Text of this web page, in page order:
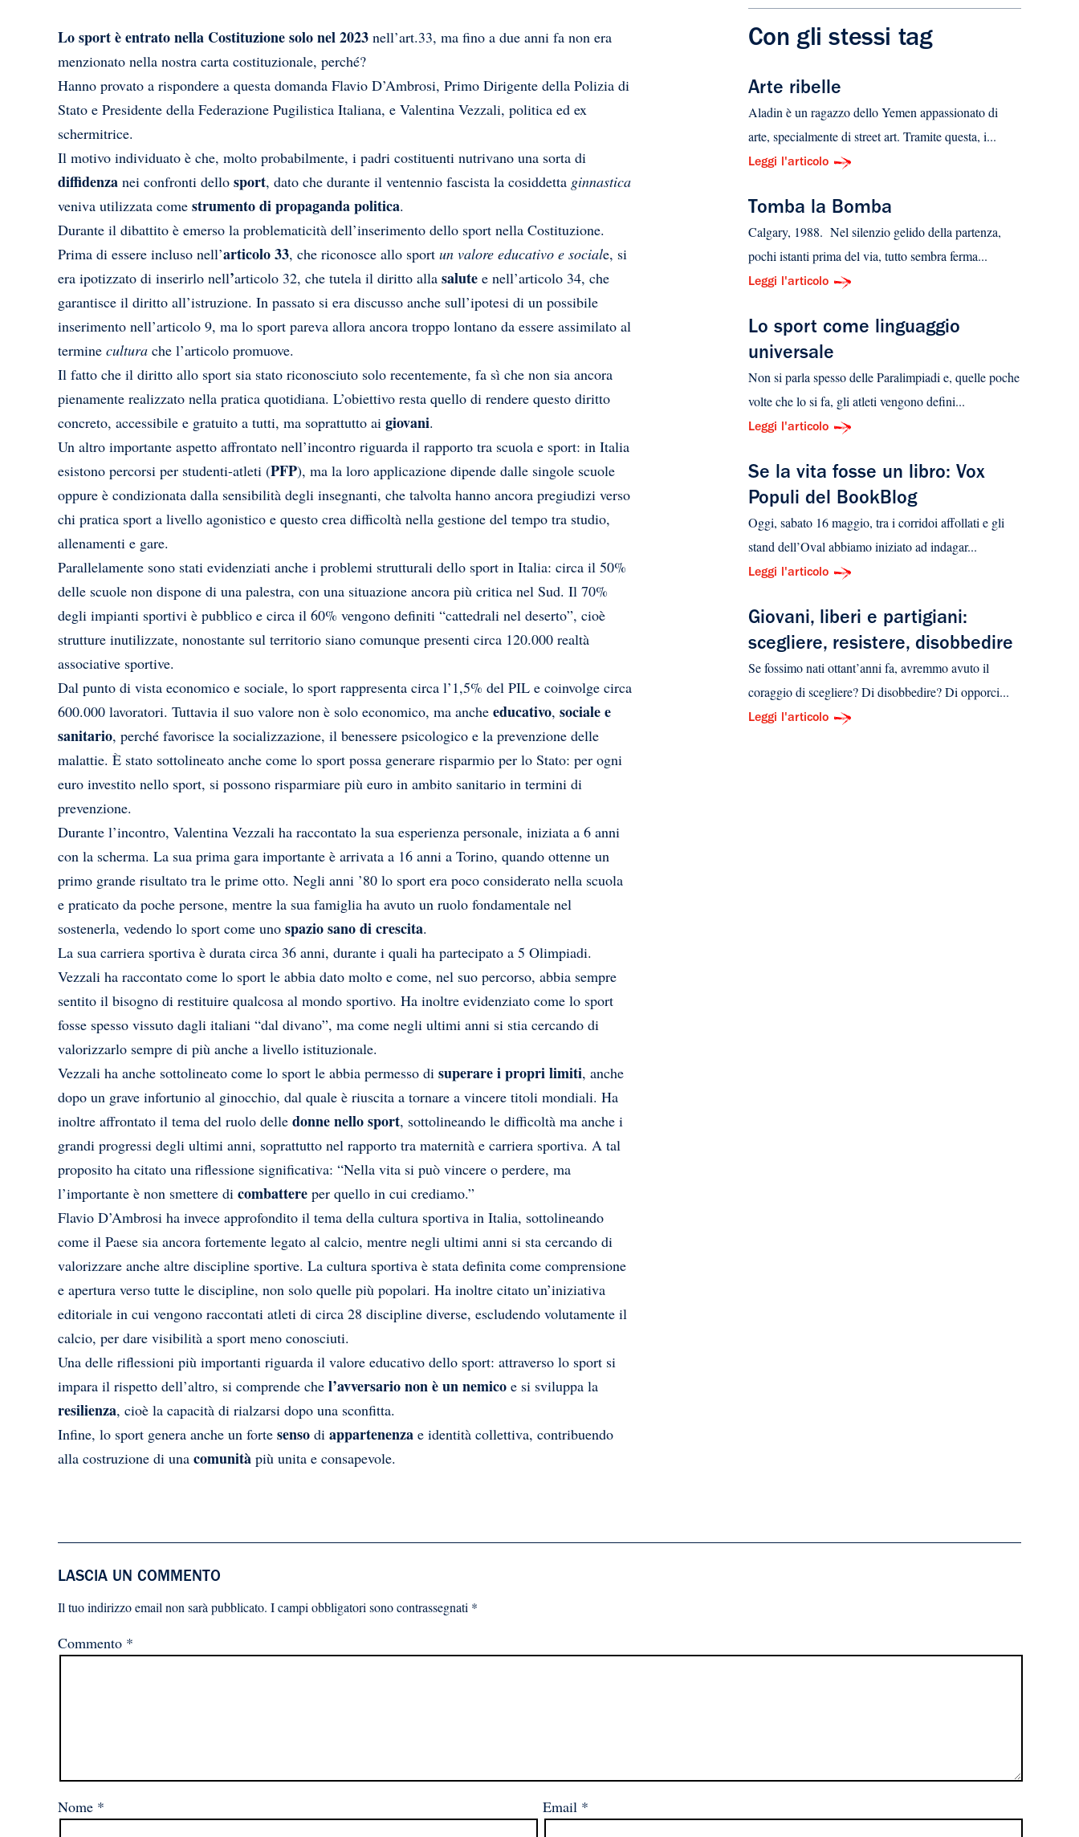
Lo sport è entrato nella Costituzione solo nel 2023 nell’art.33, ma fino a due anni fa non era
menzionato nella nostra carta costituzionale, perché?
Hanno provato a rispondere a questa domanda Flavio D’Ambrosi, Primo Dirigente della Polizia di
Stato e Presidente della Federazione Pugilistica Italiana, e Valentina Vezzali, politica ed ex
schermitrice.
Il motivo individuato è che, molto probabilmente, i padri costituenti nutrivano una sorta di
diffidenza nei confronti dello sport, dato che durante il ventennio fascista la cosiddetta ginnastica
veniva utilizzata come strumento di propaganda politica.
Durante il dibattito è emerso la problematicità dell’inserimento dello sport nella Costituzione.
Prima di essere incluso nell’articolo 33, che riconosce allo sport un valore educativo e sociale, si
era ipotizzato di inserirlo nell’articolo 32, che tutela il diritto alla salute e nell’articolo 34, che
garantisce il diritto all’istruzione. In passato si era discusso anche sull’ipotesi di un possibile
inserimento nell’articolo 9, ma lo sport pareva allora ancora troppo lontano da essere assimilato al
termine cultura che l’articolo promuove.
Il fatto che il diritto allo sport sia stato riconosciuto solo recentemente, fa sì che non sia ancora
pienamente realizzato nella pratica quotidiana. L’obiettivo resta quello di rendere questo diritto
concreto, accessibile e gratuito a tutti, ma soprattutto ai giovani.
Un altro importante aspetto affrontato nell’incontro riguarda il rapporto tra scuola e sport: in Italia
esistono percorsi per studenti-atleti (PFP), ma la loro applicazione dipende dalle singole scuole
oppure è condizionata dalla sensibilità degli insegnanti, che talvolta hanno ancora pregiudizi verso
chi pratica sport a livello agonistico e questo crea difficoltà nella gestione del tempo tra studio,
allenamenti e gare.
Parallelamente sono stati evidenziati anche i problemi strutturali dello sport in Italia: circa il 50%
delle scuole non dispone di una palestra, con una situazione ancora più critica nel Sud. Il 70%
degli impianti sportivi è pubblico e circa il 60% vengono definiti “cattedrali nel deserto”, cioè
strutture inutilizzate, nonostante sul territorio siano comunque presenti circa 120.000 realtà
associative sportive.
Dal punto di vista economico e sociale, lo sport rappresenta circa l’1,5% del PIL e coinvolge circa
600.000 lavoratori. Tuttavia il suo valore non è solo economico, ma anche educativo, sociale e
sanitario, perché favorisce la socializzazione, il benessere psicologico e la prevenzione delle
malattie. È stato sottolineato anche come lo sport possa generare risparmio per lo Stato: per ogni
euro investito nello sport, si possono risparmiare più euro in ambito sanitario in termini di
prevenzione.
Durante l’incontro, Valentina Vezzali ha raccontato la sua esperienza personale, iniziata a 6 anni
con la scherma. La sua prima gara importante è arrivata a 16 anni a Torino, quando ottenne un
primo grande risultato tra le prime otto. Negli anni ’80 lo sport era poco considerato nella scuola
e praticato da poche persone, mentre la sua famiglia ha avuto un ruolo fondamentale nel
sostenerla, vedendo lo sport come uno spazio sano dicrescita.
La sua carriera sportiva è durata circa 36 anni, durante i quali ha partecipato a 5 Olimpiadi.
Vezzali ha raccontato come lo sport le abbia dato molto e come, nel suo percorso, abbia sempre
sentito il bisogno di restituire qualcosa al mondo sportivo. Ha inoltre evidenziato come lo sport
fosse spesso vissuto dagli italiani “dal divano”, ma come negli ultimi anni si stia cercando di
valorizzarlo sempre di più anche a livello istituzionale.
Vezzali ha anche sottolineato come lo sport le abbia permesso di superare i propri limiti, anche
dopo un grave infortunio al ginocchio, dal quale è riuscita a tornare a vincere titoli mondiali. Ha
inoltre affrontato il tema del ruolo delle donne nello sport, sottolineando le difficoltà ma anche i
grandi progressi degli ultimi anni, soprattutto nel rapporto tra maternità e carriera sportiva. A tal
proposito ha citato una riflessione significativa: “Nella vita si può vincere o perdere, ma
l’importante è non smettere di combattere per quello in cui crediamo.”
Flavio D’Ambrosi ha invece approfondito il tema della cultura sportiva in Italia, sottolineando
come il Paese sia ancora fortemente legato al calcio, mentre negli ultimi anni si sta cercando di
valorizzare anche altre discipline sportive. La cultura sportiva è stata definita come comprensione
e apertura verso tutte le discipline, non solo quelle più popolari. Ha inoltre citato un’iniziativa
editoriale in cui vengono raccontati atleti di circa 28 discipline diverse, escludendo volutamente il
calcio, per dare visibilità a sport meno conosciuti.
Una delle riflessioni più importanti riguarda il valore educativo dello sport: attraverso lo sport si
impara il rispetto dell’altro, si comprende che l’avversario non è un nemico e si sviluppa la
resilienza, cioè la capacità di rialzarsi dopo una sconfitta.
Infine, lo sport genera anche un forte senso di appartenenza e identità collettiva, contribuendo
alla costruzione di una comunità più unita e consapevole.
Con gli stessi tag
Arte ribelle
Aladin è un ragazzo dello Yemen appassionato di
arte, specialmente di street art. Tramite questa, i...
Leggi l'articolo
Tomba la Bomba
Calgary, 1988. Nel silenzio gelido della partenza,
pochi istanti prima del via, tutto sembra ferma...
Leggi l'articolo
Lo sport come linguaggio
universale
Non si parla spesso delle Paralimpiadi e, quelle poche
volte che lo si fa, gli atleti vengono defini...
Leggi l'articolo
Se la vita fosse un libro: Vox
Populi del BookBlog
Oggi, sabato 16 maggio, tra i corridoi affollati e gli
stand dell’Oval abbiamo iniziato ad indagar...
Leggi l'articolo
Giovani, liberi e partigiani:
scegliere, resistere, disobbedire
Se fossimo nati ottant’anni fa, avremmo avuto il
coraggio di scegliere? Di disobbedire? Di opporci...
Leggi l'articolo
LASCIA UN COMMENTO
Il tuo indirizzo email non sarà pubblicato. I campi obbligatori sono contrassegnati *
Commento *
Nome * Email *